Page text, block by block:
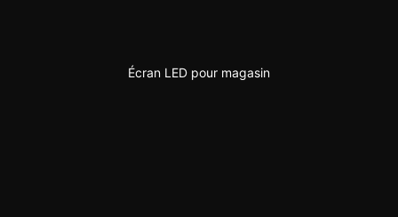
Écran LED pour magasin